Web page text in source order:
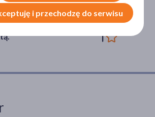
w leczeniu
i przechodzę do serwisu